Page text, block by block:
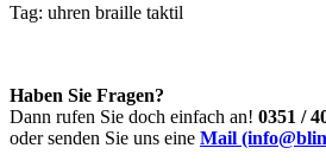
Tag: uhren braille taktil
Haben Sie Fragen?
Dann rufen Sie doch einfach an! 0351 /
oder senden Sie uns eine Mail